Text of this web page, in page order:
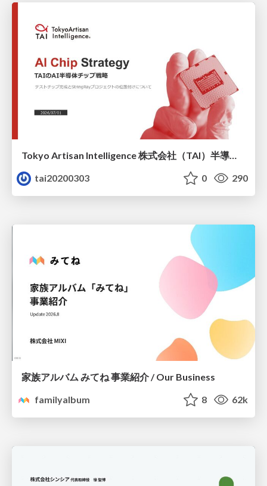
tai20200303
0 290
家族アルバム みてね 事業紹介 / Our Business
familyalbum
8 62k